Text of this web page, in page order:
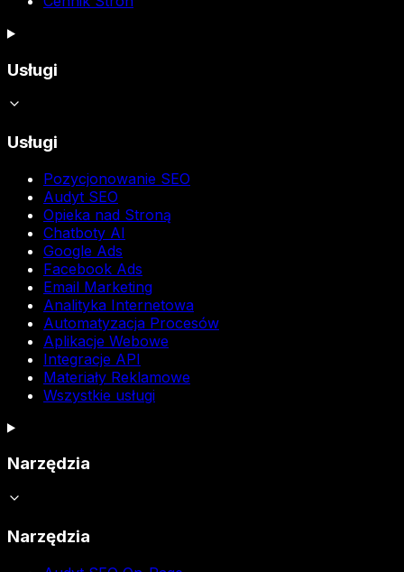
Usługi
Usługi
Pozycjonowanie SEO
Audyt SEO
Opieka nad Stroną
Chatboty AI
Google Ads
Facebook Ads
Email Marketing
Analityka Internetowa
Automatyzacja Procesów
Aplikacje Webowe
Integracje API
Materiały Reklamowe
Wszystkie usługi
Narzędzia
Narzędzia